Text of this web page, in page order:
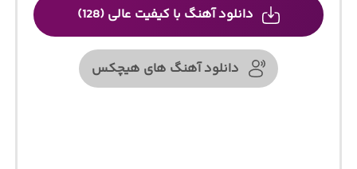
دانلود آهنگ با کیفیت عالی (128)
دانلود آهنگ های هیچکس